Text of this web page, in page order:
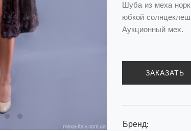
Шуба из меха
юбкой
Аукционный мех.
ЗАКАЗАТЬ
Бренд: